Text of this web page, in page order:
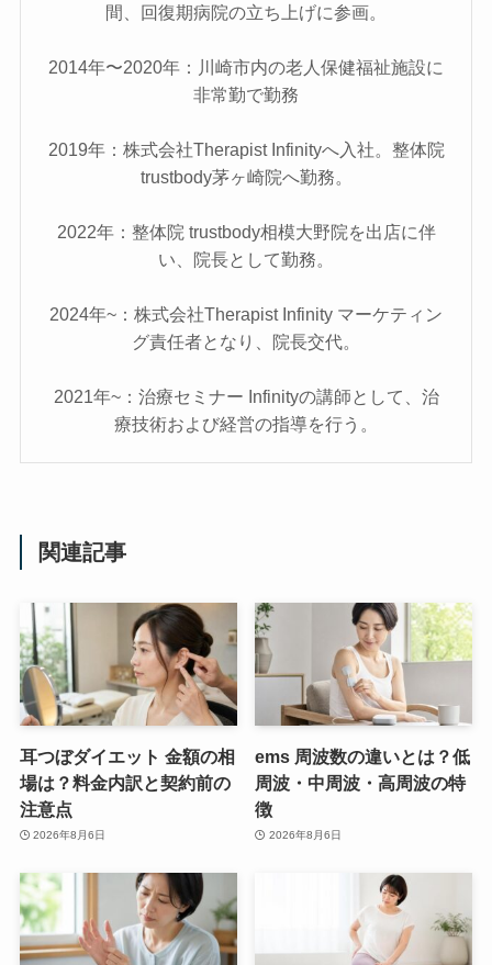
間、回復期病院の立ち上げに参画。
2014年〜2020年：川崎市内の老人保健福祉施設に
非常勤で勤務
2019年：株式会社Therapist Infinityへ入社。整体院
trustbody茅ヶ崎院へ勤務。
2022年：整体院 trustbody相模大野院を出店に伴
い、院長として勤務。
2024年~：株式会社Therapist Infinity マーケティン
グ責任者となり、院長交代。
2021年~：治療セミナー Infinityの講師として、治
療技術および経営の指導を行う。
関連記事
耳つぼダイエット 金額の相
場は？料金内訳と契約前の
注意点
2026年8月6日
ems 周波数の違いとは？低
周波・中周波・高周波の特
徴
2026年8月6日